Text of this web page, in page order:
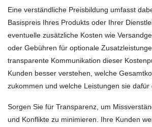
Eine verständliche Preisbildung umfasst
Basispreis Ihres Produkts oder Ihrer
eventuelle zusätzliche Kosten wie
oder Gebühren für optionale
transparente Kommunikation dieser
Kunden besser verstehen, welche
zukommen und welche Leistungen sie dafür
Sorgen Sie für Transparenz, um
und Konflikte zu minimieren. Ihre Kunden